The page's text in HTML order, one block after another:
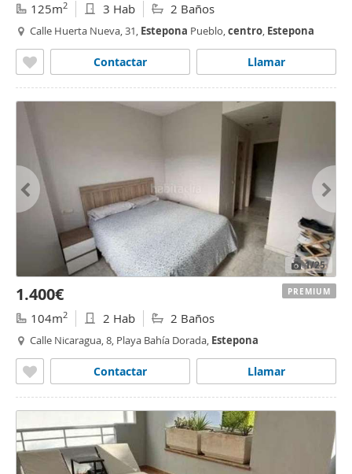
125m2 3 Hab 2 Baños
Calle Huerta Nueva, 31, Estepona Pueblo,centro, Estepona
Llamar
Contactar
1/25
1.400€
104m2 2 Hab 2 Baños
Calle Nicaragua, 8, Playa Bahía Dorada, Estepona
Llamar
Contactar
PREMIUM